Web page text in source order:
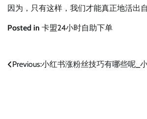
因为，只有这样，我们才能真正地活出自
Posted in 卡盟24小时自助下单
文Previous:小红书涨粉丝技巧有哪些呢_